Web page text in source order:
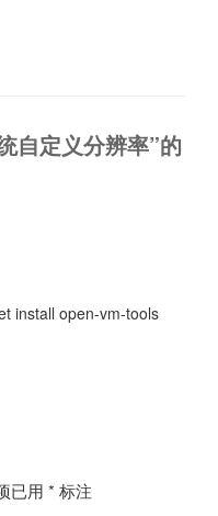
自定义分辨率”的
install open-vm-tools
已用 * 标注